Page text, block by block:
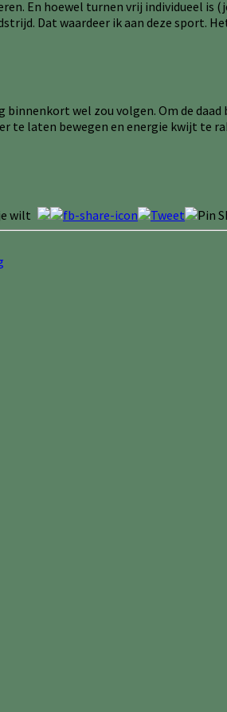
En hoewel turnen vrij individueel
Dat waardeer ik aan deze sport.
wel zou volgen. Om de
te laten bewegen en energie kwijt te
wilt